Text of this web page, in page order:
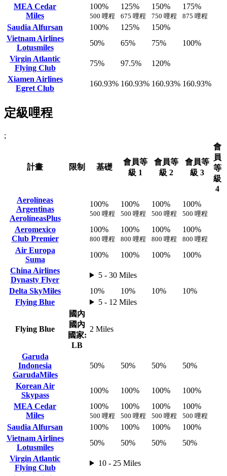
MEA Cedar
Miles
100%
500 哩程
125%
675 哩程
150%
750 哩程
175%
875 哩程
Saudia Alfursan 100% 125%
150%
Vietnam Airlines
Lotusmiles
50% 65% 75%
100%
Virgin Atlantic
Flying Club
75% 97.5%
120%
Xiamen Airlines
Egret Club
160.93% 160.93% 160.93% 160.93%
定級哩程
;
計畫 限制 基礎
會員等
級 1
會員等
級 2
會員等
級 3
會
員
等
級
4
Aerolíneas
Argentinas
AerolíneasPlus
100%
500 哩程
100%
500 哩程
100%
500 哩程
100%
500 哩程
Aeromexico
Club Premier
100%
800 哩程
100%
800 哩程
100%
800 哩程
100%
800 哩程
Air Europa
Suma
100% 100% 100%
100%
China Airlines
Dynasty Flyer
5 - 30 Miles
Delta SkyMiles
10% 10% 10%
10%
Flying Blue
5 - 12 Miles
Flying Blue
國內
國內
國家:
LB
2 Miles
Garuda
Indonesia
GarudaMiles
50% 50% 50% 50%
Korean Air
Skypass
100% 100% 100%
100%
MEA Cedar
Miles
100%
500 哩程
100%
500 哩程
100%
500 哩程
100%
500 哩程
Saudia Alfursan 100% 100% 100%
100%
Vietnam Airlines
Lotusmiles
50% 50% 50%
50%
Virgin Atlantic
Flying Club
10 - 25 Miles